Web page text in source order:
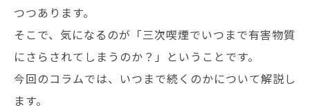
つつあります。
そこで、気になるのが「三次喫煙でいつまで有害物質
にさらされてしまうのか？」ということです。
今回のコラムでは、いつまで続くのかについて解説し
ます。